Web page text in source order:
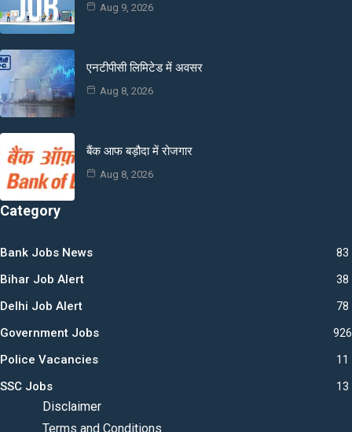
Aug 9, 2026
एनटीपीसी लिमिटेड में अवसर
Aug 8, 2026
बैंक आफ बड़ौदा में रोजगार
Aug 8, 2026
Category
Bank Jobs News 83
Bihar Job Alert 38
Delhi Job Alert 78
Government Jobs 926
Police Vacancies 11
SSC Jobs 13
Disclaimer
Terms and Conditions